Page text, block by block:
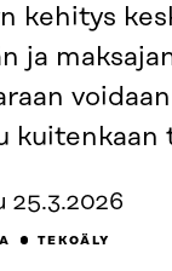
kehitys
ja
kuitenkaan
25.3.2026
TEKOÄLY